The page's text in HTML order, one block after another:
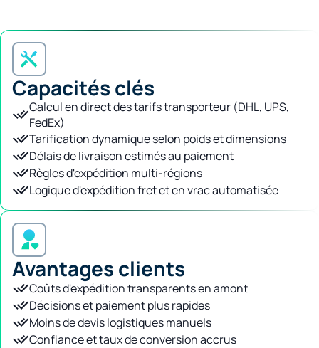
Capacités clés
Calcul en direct des tarifs transporteur (DHL, UPS,
FedEx)
Tarification dynamique selon poids et dimensions
Délais de livraison estimés au paiement
Règles d'expédition multi-régions
Logique d'expédition fret et en vrac automatisée
Avantages clients
Coûts d'expédition transparents en amont
Décisions et paiement plus rapides
Moins de devis logistiques manuels
Confiance et taux de conversion accrus